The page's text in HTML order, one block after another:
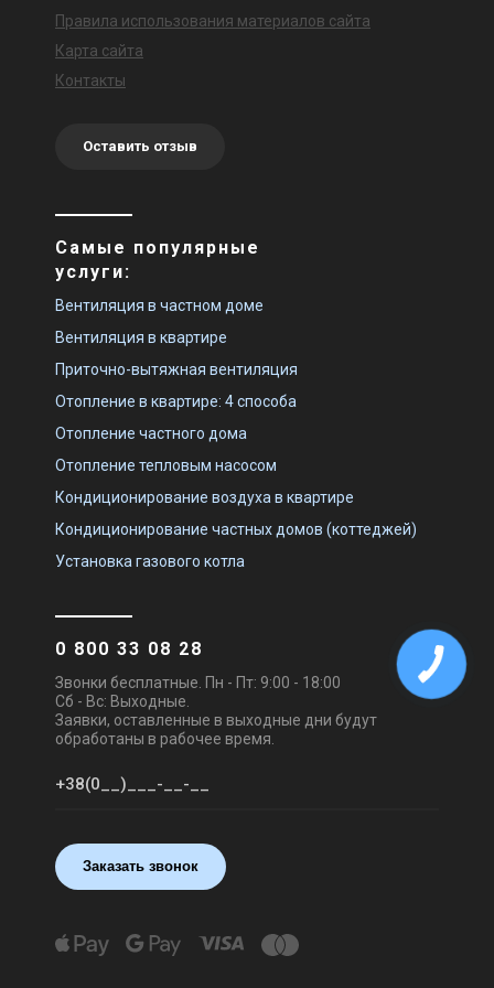
Правила использования материалов сайта
Карта сайта
Контакты
Оставить отзыв
Самые популярные
услуги:
Вентиляция в частном доме
Вентиляция в квартире
Приточно-вытяжная вентиляция
Отопление в квартире: 4 способа
Отопление частного дома
Отопление тепловым насосом
Кондиционирование воздуха в квартире
Кондиционирование частных домов (коттеджей)
Установка газового котла
0 800 33 08 28
Звонки бесплатные. Пн - Пт: 9:00 - 18:00
Сб - Вс: Выходные.
Заявки, оставленные в выходные дни будут
обработаны в рабочее время.
Заказать звонок